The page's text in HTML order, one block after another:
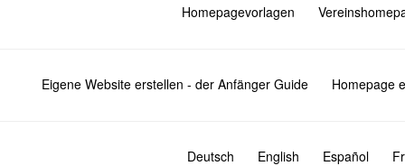
Homepagevorlagen
Eigene Website erstellen - der Anfänger Guide Homepage
Deutsch English Español